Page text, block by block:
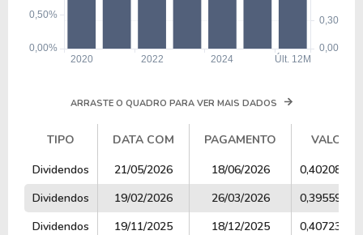
ARRASTE O QUADRO PARA VER MAIS DADOS
TIPO DATA COM PAGAMENTO
VALOR
TIPO
DATA COM PAGAMENTO VALOR
Dividendos 21/05/2026 18/06/2026
0,40208556
Dividendos
19/02/2026 26/03/2026
0,39559804
Dividendos
19/11/2025 18/12/2025
0,40723534